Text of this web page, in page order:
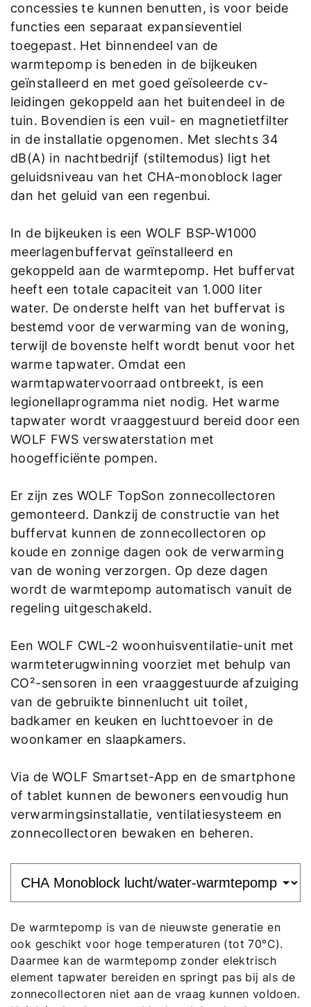
concessies te kunnen benutten, is voor beide
functies een separaat expansieventiel
toegepast. Het binnendeel van de
warmtepomp is beneden in de bijkeuken
geïnstalleerd en met goed geïsoleerde cv-
leidingen gekoppeld aan het buitendeel in de
tuin. Bovendien is een vuil- en magnetietfilter
in de installatie opgenomen. Met slechts 34
dB(A) in nachtbedrijf (stiltemodus) ligt het
geluidsniveau van het CHA-monoblock lager
dan het geluid van een regenbui.
In de bijkeuken is een WOLF BSP-W1000
meerlagenbuffervat geïnstalleerd en
gekoppeld aan de warmtepomp. Het buffervat
heeft een totale capaciteit van 1.000 liter
water. De onderste helft van het buffervat is
bestemd voor de verwarming van de woning,
terwijl de bovenste helft wordt benut voor het
warme tapwater. Omdat een
warmtapwatervoorraad ontbreekt, is een
legionellaprogramma niet nodig. Het warme
tapwater wordt vraaggestuurd bereid door een
WOLF FWS verswaterstation met
hoogefficiënte pompen.
Er zijn zes WOLF TopSon zonnecollectoren
gemonteerd. Dankzij de constructie van het
buffervat kunnen de zonnecollectoren op
koude en zonnige dagen ook de verwarming
van de woning verzorgen. Op deze dagen
wordt de warmtepomp automatisch vanuit de
regeling uitgeschakeld.
Een WOLF CWL-2 woonhuisventilatie-unit met
warmteterugwinning voorziet met behulp van
CO²-sensoren in een vraaggestuurde afzuiging
van de gebruikte binnenlucht uit toilet,
badkamer en keuken en luchttoevoer in de
woonkamer en slaapkamers.
Via de WOLF Smartset-App en de smartphone
of tablet kunnen de bewoners eenvoudig hun
verwarmingsinstallatie, ventilatiesysteem en
zonnecollectoren bewaken en beheren.
De warmtepomp is van de nieuwste generatie en
ook geschikt voor hoge temperaturen (tot 70°C).
Daarmee kan de warmtepomp zonder elektrisch
element tapwater bereiden en springt pas bij als de
zonnecollectoren niet aan de vraag kunnen voldoen.
Ook interessant?
Downloads